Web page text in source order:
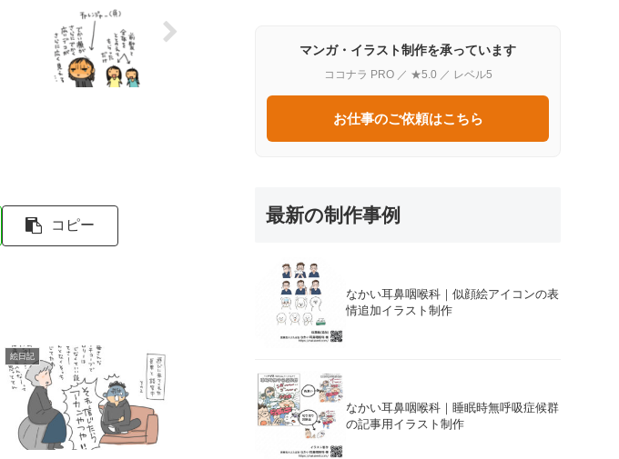
コピー
絵日記
マンガ・イラスト制作を承っています
ココナラ PRO ／ ★5.0 ／ レベル5
お仕事のご依頼はこちら
最新の制作事例
なかい耳鼻咽喉科｜似顔絵アイコンの表
情追加イラスト制作
なかい耳鼻咽喉科｜睡眠時無呼吸症候群
の記事用イラスト制作